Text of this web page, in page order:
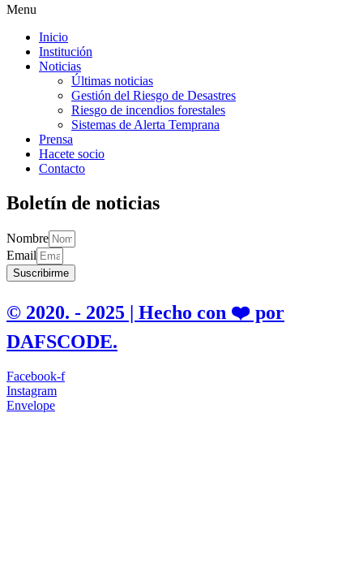
Menu
Inicio
Institución
Noticias
Últimas noticias
Gestión del Riesgo de Desastres
Riesgo de incendios forestales
Sistemas de Alerta Temprana
Prensa
Hacete socio
Contacto
Boletín de noticias
Nombre
Email
Suscribirme
© 2020. - 2025 | Hecho con ❤️ por
DAFSCODE.
Facebook-f
Instagram
Envelope